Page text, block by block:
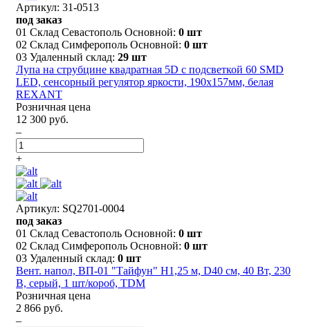
Артикул: 31-0513
под заказ
01 Склад Севастополь Основной: 0 шт
02 Склад Симферополь Основной: 0 шт
03 Удаленный склад: 29 шт
Лупа на струбцине квадратная 5D с подсветкой 60 SMD
LED, сенсорный регулятор яркости, 190х157мм, белая
REXANT
Розничная цена
12 300 руб.
–
+
Артикул: SQ2701-0004
под заказ
01 Склад Севастополь Основной: 0 шт
02 Склад Симферополь Основной: 0 шт
03 Удаленный склад: 0 шт
Вент. напол, ВП-01 "Тайфун" H1,25 м, D40 см, 40 Вт, 230
В, серый, 1 шт/короб, TDM
Розничная цена
2 866 руб.
–